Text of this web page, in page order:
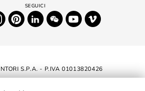
S.P.A. - P.IVA 01013820426